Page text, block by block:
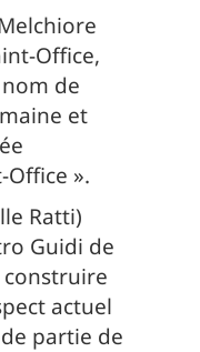
Office,
de
et
».
Ratti)
Guidi de
actuel
partie de